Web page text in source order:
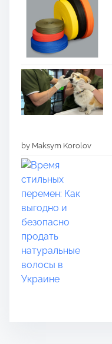
by Maksym Korolov